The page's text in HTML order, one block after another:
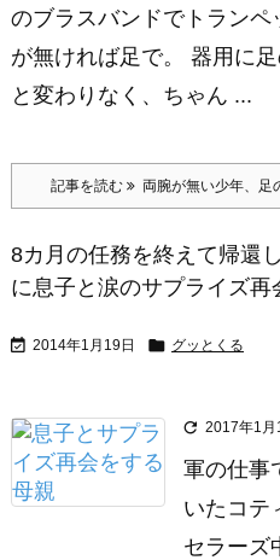
のブラスバンドでトラン
が無ければ足で。 器用に
と変わりなく、ちゃん ...
記事を読む 両腕が無い少年、足
8カ月の任務を終えて帰還
に息子と涙のサプライズ再
 2014年1月19日  グッとくる
 2017年1月
軍の仕事
いたコテ
セラーズ